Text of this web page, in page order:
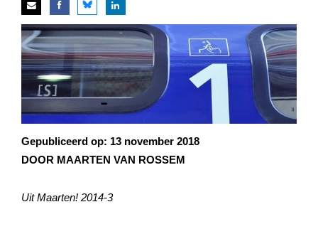
Gepubliceerd op: 13 november 2018
DOOR MAARTEN VAN ROSSEM
Uit Maarten! 2014-3